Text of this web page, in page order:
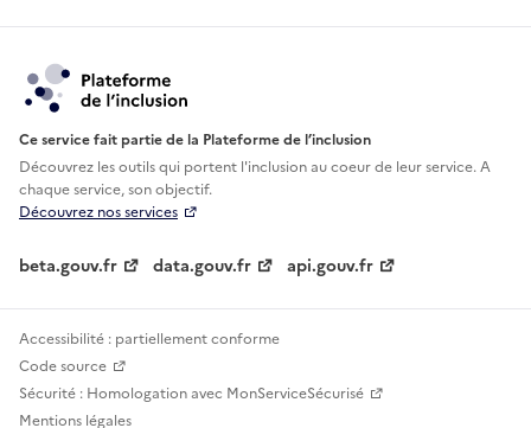
Ce service fait partie de la Plateforme de l’inclusion
Découvrez les outils qui portent l'inclusion aucoeur de leur service. A
chaque service, son objectif.
Découvrez nos services
beta.gouv.fr data.gouv.fr api.gouv.fr
Accessibilité : partiellement conforme
Code source
Sécurité : Homologation avec MonServiceSécurisé
Mentions légales